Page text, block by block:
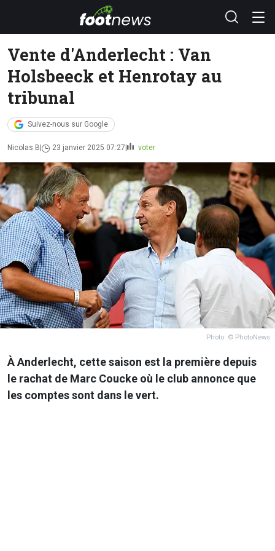
Vente d'Anderlecht : Van
Holsbeeck et Henrotay au
tribunal
Suivez-nous sur Google
Nicolas B 23 janvier 2025 07:27 voter
Photo: © PhotoNews
À Anderlecht, cette saison est la première depuis
le rachat de Marc Coucke où le club annonce que
les comptes sont dans le vert.